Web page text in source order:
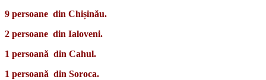
9 persoane din Chișinău.
2 persoane din Ialoveni.
1 persoană din Cahul.
1 persoană din Soroca.